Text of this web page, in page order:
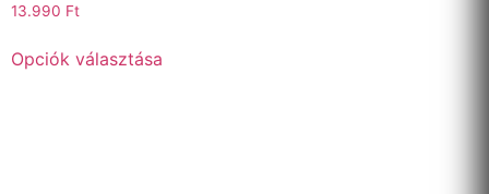
13.990 Ft
Opciók választása